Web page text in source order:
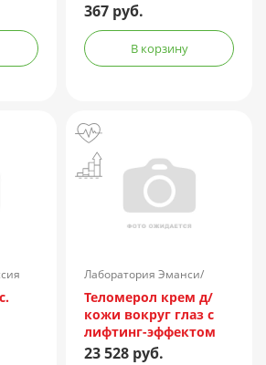
367 руб.
В корзину
Лаборатория Эманси/
Россия
Теломерол крем д/
кожи вокруг глаз с
лифтинг-эффектом
15мл
23 528 руб.